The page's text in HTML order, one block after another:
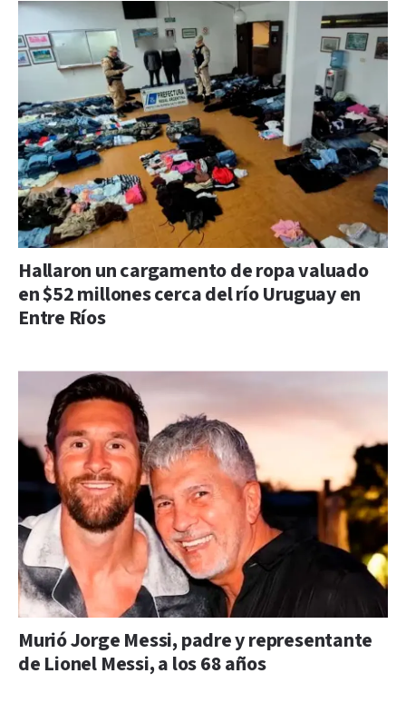
Hallaron un cargamento de ropa valuado
en $52 millones cerca del río Uruguay en
Entre Ríos
Murió Jorge Messi, padre y representante
de Lionel Messi, a los 68 años